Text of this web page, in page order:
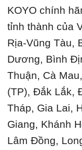
KOYO chính
tỉnh thành của
Rịa-Vũng Tàu,
Dương, Bình
Thuận, Cà
(TP), Đắk Lắk,
Tháp, Gia Lai,
Giang, Khánh
Lâm Đồng,